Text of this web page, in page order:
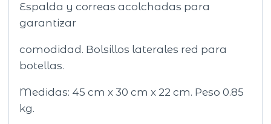
Espalda y correas acolchadas para
garantizar
comodidad. Bolsillos laterales red para
botellas.
Medidas: 45 cm x 30 cm x 22 cm. Peso 0.85
kg.